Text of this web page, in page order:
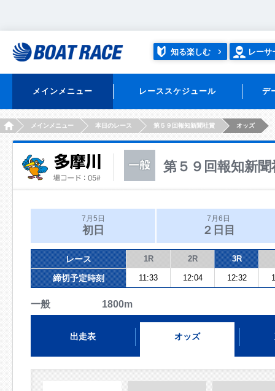
知る楽しむ レーサ
メインメニュー レーススケジュール デ
HOMEメインメニュー 本日のレース 第５９回報知新聞社賞 オッズ
第５９回報知新聞
7月5日
初日
7月6日
２日目
レース 1R 2R 3R
締切予定時刻 11:33 12:04 12:32
一般 1800m
出走表 オッズ